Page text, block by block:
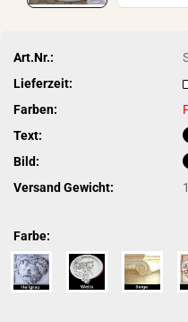
Art.Nr.:
Lieferzeit:
Farben:
Text:
Bild:
Versand Gewicht:
Farbe: